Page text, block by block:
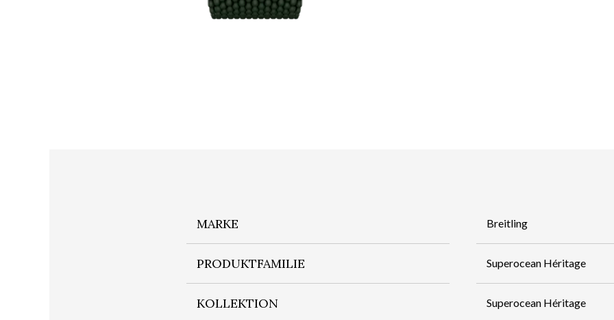
MARKE Breitling
PRODUKTFAMILIE Superocean Héritage
KOLLEKTION Superocean Héritage